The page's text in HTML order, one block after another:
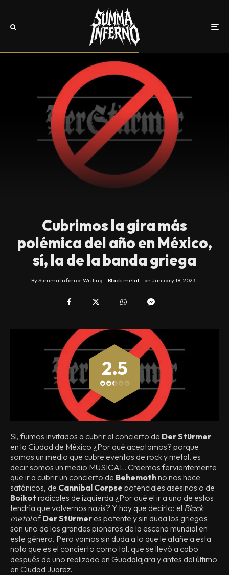
Cubrimos la gira más
polémica del año en México,
sí, la de la banda griega
BySumma Inferno: Writing Black metal on January 18, 2023
2.5
Si, fuimos invitados a cubrir el concierto de Der Stürmer
en la Ciudad de México ¿Por qué aceptamos? porque
somos un medio que cubre eventos de rock y metal, es
decir somos un medio MUSICAL. Creemos fervientemente
que ir a cubrir un concierto de Behemothno nos hace
satánicos, de Cannibal Corpse potenciales asesinos o de
Boikot radicales de izquierda ¿Por qué el ir a uno de estos
tendría que volvernos nazis? Y hay que decirlo: el Black
metalof Der Stürmer es potente y sin duda los griegos
son uno de los grandes pioneros de la escena mundial en
este género. Pero vamos sin duda a lo que le atañe a esta
nota que es el concierto como tal, que se llevó a cabo
después de uno realizado en Guadalajara y antes del último
en Ciudad Juarez.